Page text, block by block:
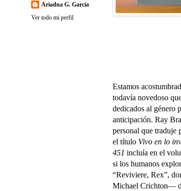
Estamos
todavía novedoso
dedicados al género
anticipación. Ray
personal que traduje
el título Vivo en lo
451 incluía en el
si los humanos
“Reviviere, Rex”,
Michael Crichton—
Ariadna G. García
Ver todo mi perfil